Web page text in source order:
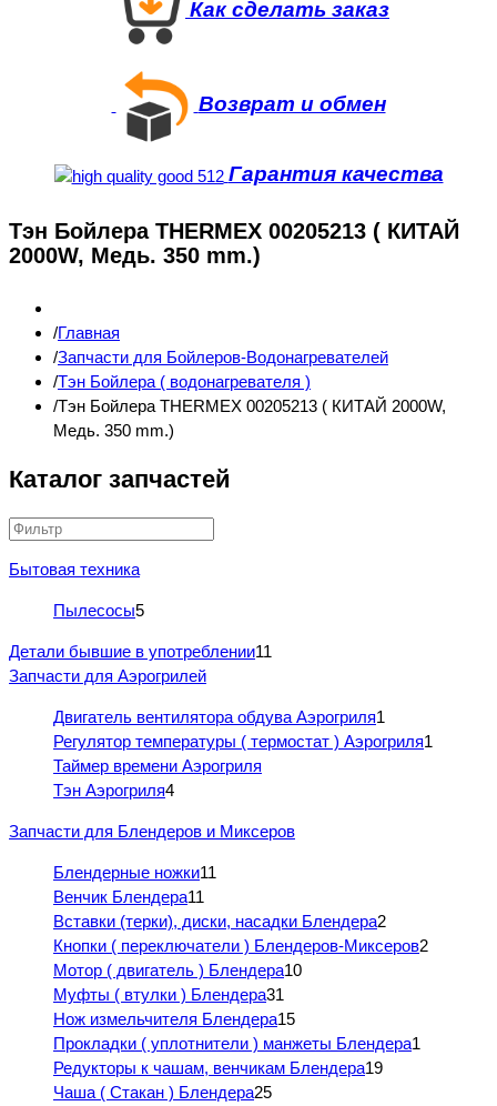
Как сделать заказ
Возврат и обмен
Гарантия качества
Тэн Бойлера THERMEX 00205213 ( КИТАЙ
2000W, Медь. 350 mm.)
Главная
Запчасти для Бойлеров-Водонагревателей
Тэн Бойлера ( водонагревателя )
Тэн Бойлера THERMEX 00205213 ( КИТАЙ 2000W,
Медь. 350 mm.)
Каталог запчастей
Бытовая техника
Пылесосы5
Детали бывшие в употреблении11
Запчасти для Аэрогрилей
Двигатель вентилятора обдува Аэрогриля1
Регулятор температуры ( термостат ) Аэрогриля1
Таймер времени Аэрогриля
Тэн Аэрогриля4
Запчасти для Блендеров и Миксеров
Блендерные ножки11
Венчик Блендера11
Вставки (терки), диски, насадки Блендера2
Кнопки ( переключатели ) Блендеров-Миксеров2
Мотор ( двигатель ) Блендера10
Муфты ( втулки ) Блендера31
Нож измельчителя Блендера15
Прокладки ( уплотнители ) манжеты Блендера1
Редукторы к чашам, венчикам Блендера19
Чаша ( Стакан ) Блендера25